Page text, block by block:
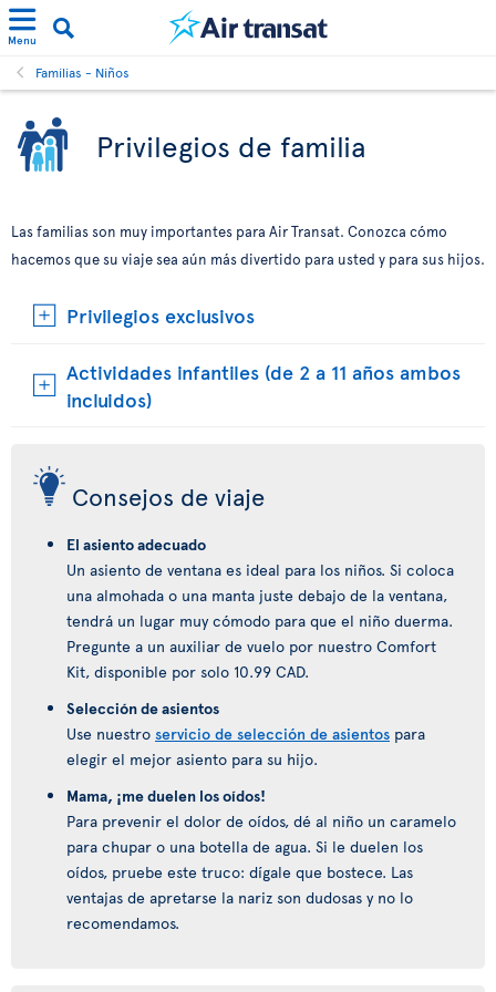
Menu
Familias - Niños
Privilegios de familia
Las familias son muy importantes para Air Transat. Conozca cómo
hacemos que su viaje sea aún más divertido para usted y para sus hijos.
Privilegios exclusivos
Actividades infantiles (de 2 a 11 años ambos
incluidos)
Consejos de viaje
El asiento adecuado
Un asiento de ventana es ideal para los niños. Si coloca
una almohada o una manta juste debajo de la ventana,
tendrá un lugar muy cómodo para que el niño duerma.
Pregunte a un auxiliar de vuelo por nuestro Comfort
Kit, disponible por solo 10.99 CAD.
Selección de asientos
Use nuestro servicio de selección de asientos para
elegir el mejor asiento para su hijo.
Mama, ¡me duelen los oídos!
Para prevenir el dolor de oídos, dé al niño un caramelo
para chupar o una botella de agua. Si le duelen los
oídos, pruebe este truco: dígale que bostece. Las
ventajas de apretarse la nariz son dudosas y no lo
recomendamos.